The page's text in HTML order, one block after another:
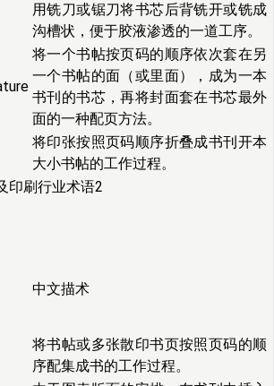
用铣刀或锯刀将书芯后背铣开或铣成
沟槽状，便于胶液渗透的一道工序。
将一个书帖按页码的顺序依次套在另
一个书帖的面（或里面），成为一本
书刊的书芯，再将封面套在书芯最外
面的一种配页方法。
将印张按照页码顺序折叠成书刊开本
大小书帖的工作过程。
印刷行业术语2
中文描术
将书帖或多张散印书页按照页码的顺
序配集成书的工作过程。